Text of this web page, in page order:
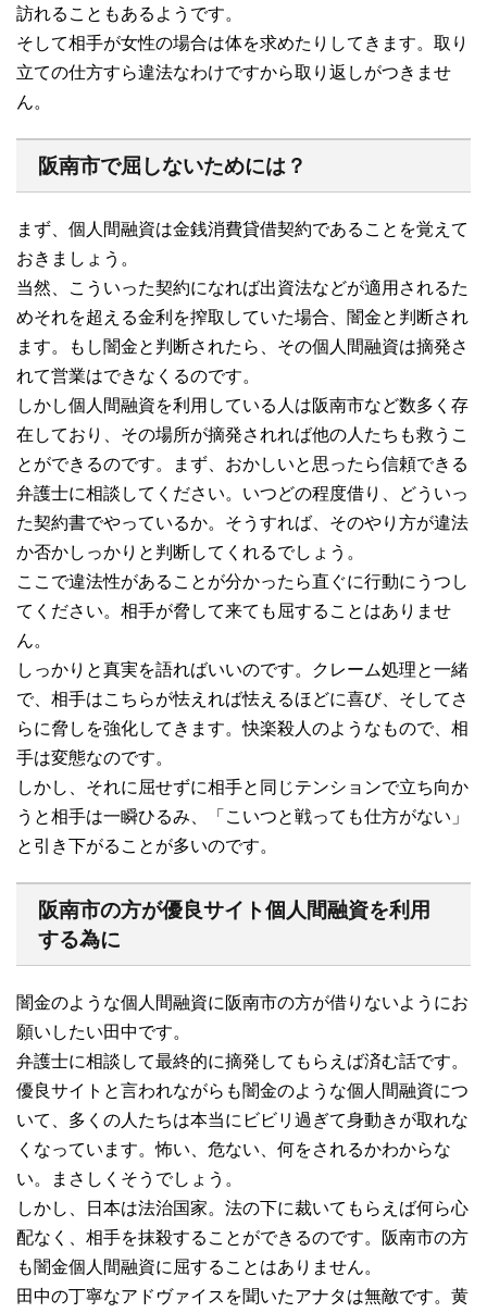
訪れることもあるようです。
そして相手が女性の場合は体を求めたりしてきます。取り
立ての仕方すら違法なわけですから取り返しがつきませ
ん。
阪南市で屈しないためには？
まず、個人間融資は金銭消費貸借契約であることを覚えて
おきましょう。
当然、こういった契約になれば出資法などが適用されるた
めそれを超える金利を搾取していた場合、闇金と判断され
ます。もし闇金と判断されたら、その個人間融資は摘発さ
れて営業はできなくるのです。
しかし個人間融資を利用している人は阪南市など数多く存
在しており、その場所が摘発されれば他の人たちも救うこ
とができるのです。まず、おかしいと思ったら信頼できる
弁護士に相談してください。いつどの程度借り、どういっ
た契約書でやっているか。そうすれば、そのやり方が違法
か否かしっかりと判断してくれるでしょう。
ここで違法性があることが分かったら直ぐに行動にうつし
てください。相手が脅して来ても屈することはありませ
ん。
しっかりと真実を語ればいいのです。クレーム処理と一緒
で、相手はこちらが怯えれば怯えるほどに喜び、そしてさ
らに脅しを強化してきます。快楽殺人のようなもので、相
手は変態なのです。
しかし、それに屈せずに相手と同じテンションで立ち向か
うと相手は一瞬ひるみ、「こいつと戦っても仕方がない」
と引き下がることが多いのです。
阪南市の方が優良サイト個人間融資を利用
する為に
闇金のような個人間融資に阪南市の方が借りないようにお
願いしたい田中です。
弁護士に相談して最終的に摘発してもらえば済む話です。
優良サイトと言われながらも闇金のような個人間融資につ
いて、多くの人たちは本当にビビリ過ぎて身動きが取れな
くなっています。怖い、危ない、何をされるかわからな
い。まさしくそうでしょう。
しかし、日本は法治国家。法の下に裁いてもらえば何ら心
配なく、相手を抹殺することができるのです。阪南市の方
も闇金個人間融資に屈することはありません。
田中の丁寧なアドヴァイスを聞いたアナタは無敵です。黄